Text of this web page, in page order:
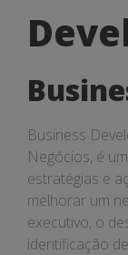
Business
Negócios, é
estratégias e
melhorar um
executivo, o
identificação